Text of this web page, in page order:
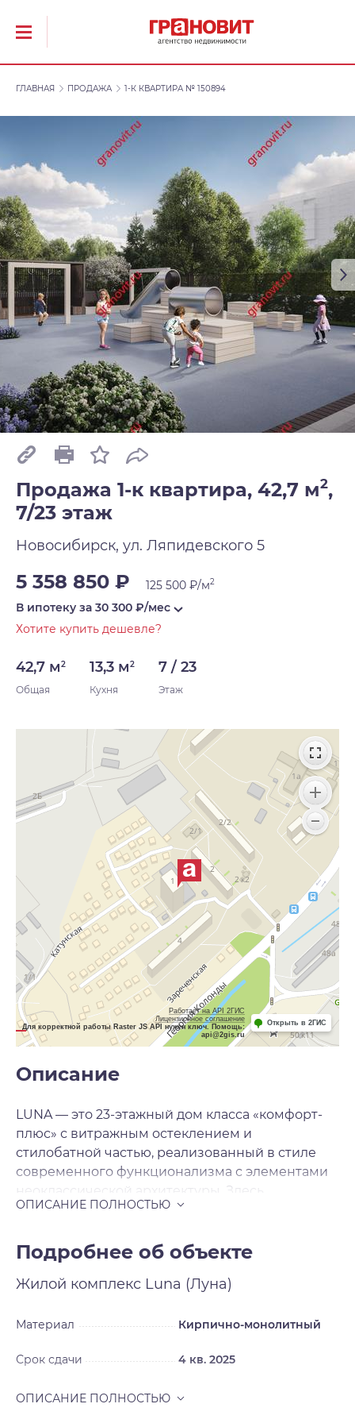
ГЛАВНАЯ ПРОДАЖА 1-К КВАРТИРА № 150894
Продажа 1-к квартира, 42,7 м2,
7/23 этаж
Новосибирск, ул. Ляпидевского 5
5 358 850 ₽ 125 500 ₽/м2
В ипотеку за 30 300 ₽/мес
Хотите купить дешевле?
42,7 м2
Общая
13,3 м2
Кухня
7 / 23
Этаж
Работает на API 2ГИС
Лицензионное соглашение
Для корректной работы Raster JS API нужен ключ. Помощь:
api@2gis.ru
Открыть в 2ГИС
Описание
LUNA — это 23-этажный дом класса «комфорт-
плюс» с витражным остеклением и
стилобатной частью, реализованный в стиле
современного функционализма с элементами
неоклассической архитектуры. Здесь
гармонично расположены 233 квартиры
двухэтажный отапливаемый паркинг на 116
мест, включая места с зарядками для
электромобилей. LUNA возводится на ул.
буквально в километре от главной улицы
Сосновый бор от LUNA менее километра, а до
зоопарка, и центра города можно добраться
Подробнее об объекте
Жилой комплекс Luna (Луна)
Материал Кирпично-монолитный
Срок сдачи 4 кв. 2025